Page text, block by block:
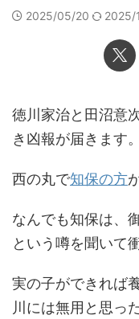
2025/05/20 2025/
徳川家治と田沼意
き凶報が届きます。
西の丸で知保の方
なんでも知保は、
という噂を聞いて
実の子ができれば
川には無用と思っ